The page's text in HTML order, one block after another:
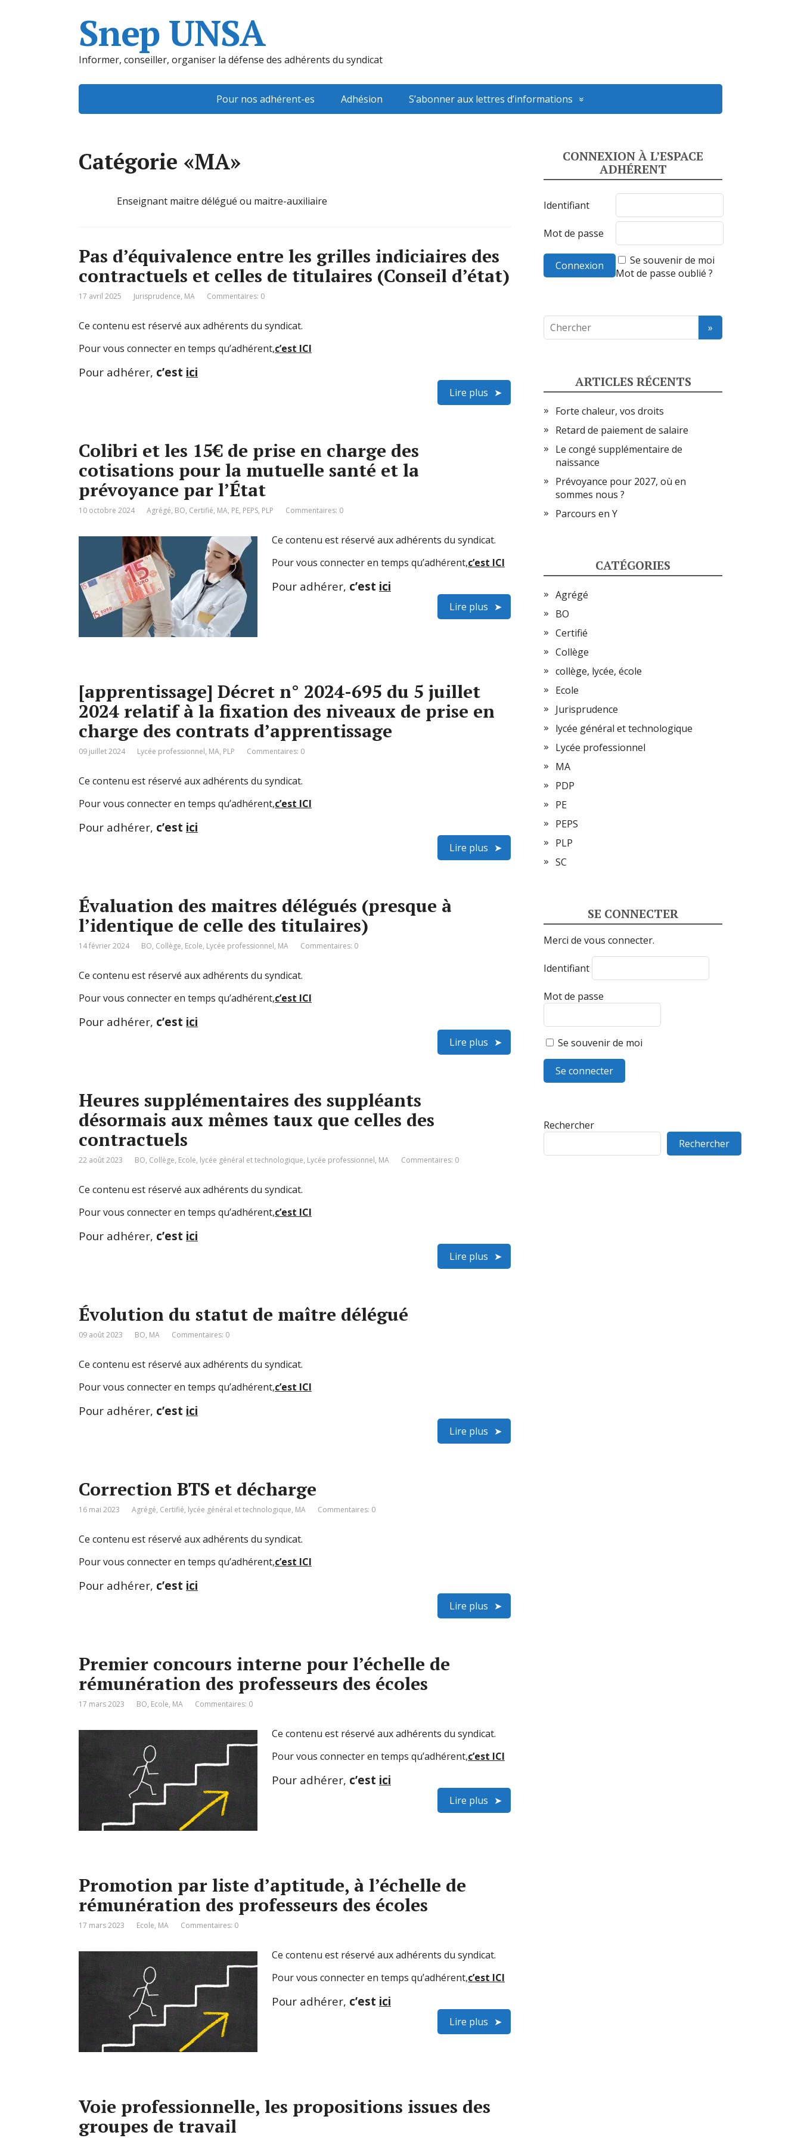
Snep UNSA
Informer, conseiller, organiser la défense des adhérents du syndicat
Pour nos adhérent-es Adhésion S’abonner aux lettres d’informations
Catégorie «MA»
Enseignant maitre délégué ou maitre-auxiliaire
Pas d’équivalence entre les grilles indiciaires des
contractuels et celles de titulaires (Conseil d’état)
17 avril 2025 Jurisprudence, MA Commentaires: 0
Ce contenu est réservé aux adhérents du syndicat.
Pour vous connecter en temps qu’adhérent,c’est ICI
Pour adhérer, c’est ici
Lire plus
Colibri et les 15€ de prise en charge des
cotisations pour la mutuelle santé et la
prévoyance par l’État
10 octobre 2024 Agrégé, BO, Certifié, MA, PE, PEPS, PLP Commentaires: 0
Ce contenu est réservé aux adhérents du syndicat.
Pour vous connecter en temps qu’adhérent,c’est ICI
Pour adhérer, c’est ici
Lire plus
[apprentissage] Décret n° 2024-695 du 5 juillet
2024 relatif à la fixation des niveaux de prise en
charge des contrats d’apprentissage
09 juillet 2024 Lycée professionnel, MA, PLP Commentaires: 0
Ce contenu est réservé aux adhérents du syndicat.
Pour vous connecter en temps qu’adhérent,c’est ICI
Pour adhérer, c’est ici
Lire plus
Évaluation des maitres délégués (presque à
l’identique de celle des titulaires)
14 février 2024 BO, Collège, Ecole, Lycée professionnel, MA Commentaires: 0
Ce contenu est réservé aux adhérents du syndicat.
Pour vous connecter en temps qu’adhérent,c’est ICI
Pour adhérer, c’est ici
Lire plus
Heures supplémentaires des suppléants
désormais aux mêmes taux que celles des
contractuels
22 août 2023 BO, Collège, Ecole, lycée général et technologique, Lycée professionnel, MA Commentaires: 0
Ce contenu est réservé aux adhérents du syndicat.
Pour vous connecter en temps qu’adhérent,c’est ICI
Pour adhérer, c’est ici
Lire plus
Évolution du statut de maître délégué
09 août 2023 BO, MA Commentaires: 0
Ce contenu est réservé aux adhérents du syndicat.
Pour vous connecter en temps qu’adhérent,c’est ICI
Pour adhérer, c’est ici
Lire plus
Correction BTS et décharge
16 mai 2023 Agrégé, Certifié, lycée général et technologique, MA Commentaires: 0
Ce contenu est réservé aux adhérents du syndicat.
Pour vous connecter en temps qu’adhérent,c’est ICI
Pour adhérer, c’est ici
Lire plus
Premier concours interne pour l’échelle de
rémunération des professeurs des écoles
17 mars 2023 BO, Ecole, MA Commentaires: 0
Ce contenu est réservé aux adhérents du syndicat.
Pour vous connecter en temps qu’adhérent,c’est ICI
Pour adhérer, c’est ici
Lire plus
Promotion par liste d’aptitude, à l’échelle de
rémunération des professeurs des écoles
17 mars 2023 Ecole, MA Commentaires: 0
Ce contenu est réservé aux adhérents du syndicat.
Pour vous connecter en temps qu’adhérent,c’est ICI
Pour adhérer, c’est ici
Lire plus
Voie professionnelle, les propositions issues des
groupes de travail
CONNEXION À L’ESPACE
ADHÉRENT
Identifiant
Mot de passe
Se souvenir de moi
Mot de passe oublié ?
ARTICLES RÉCENTS
Forte chaleur, vos droits
Retard de paiement de salaire
Le congé supplémentaire de
naissance
Prévoyance pour 2027, où en
sommes nous ?
Parcours en Y
CATÉGORIES
Agrégé
BO
Certifié
Collège
collège, lycée, école
Ecole
Jurisprudence
lycée général et technologique
Lycée professionnel
MA
PDP
PE
PEPS
PLP
SC
SE CONNECTER
Merci de vous connecter.
Identifiant
Mot de passe
Se souvenir de moi
Rechercher
Rechercher